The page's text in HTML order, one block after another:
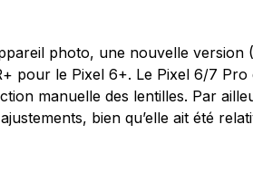
photo, une nouvelle version
pour le Pixel 6+. Le Pixel 6/7
manuelle des lentilles. Par
bien qu’elle ait été